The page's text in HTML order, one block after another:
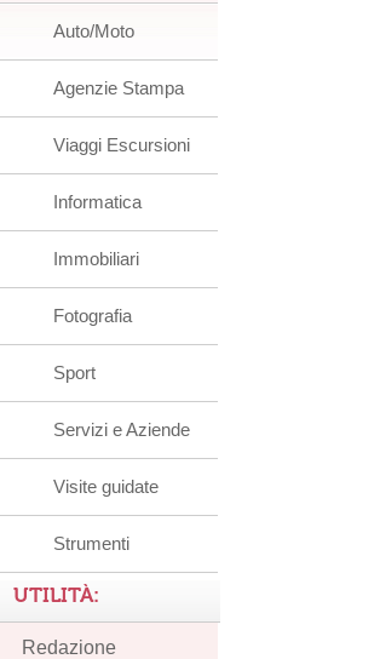
Auto/Moto
Agenzie Stampa
Viaggi Escursioni
Informatica
Immobiliari
Fotografia
Sport
Servizi e Aziende
Visite guidate
Strumenti
UTILITÀ:
Redazione